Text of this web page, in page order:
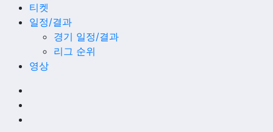
티켓
일정/결과
경기 일정/결과
리그 순위
영상